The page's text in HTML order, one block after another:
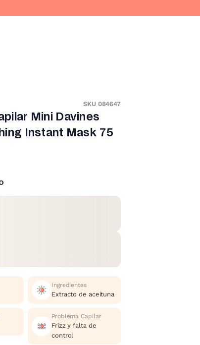
SKU 084647
Mini Davines
Instant Mask 75
Ingredientes
Extracto de aceituna
Problema Capilar
Frizz y falta de
control